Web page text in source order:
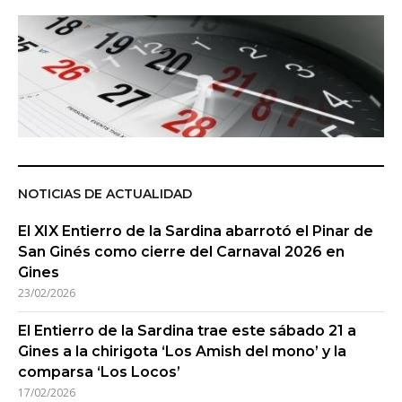
NOTICIAS DE ACTUALIDAD
El XIX Entierro de la Sardina abarrotó el Pinar de
San Ginés como cierre del Carnaval 2026 en
Gines
23/02/2026
El Entierro de la Sardina trae este sábado 21 a
Gines a la chirigota ‘Los Amish del mono’ y la
comparsa ‘Los Locos’
17/02/2026